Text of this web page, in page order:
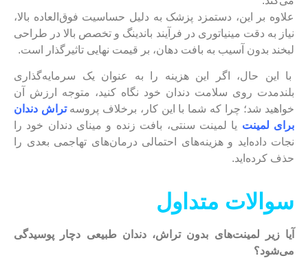
علاوه بر این، دستمزد پزشک به دلیل حساسیت فوق‌العاده بالا،
نیاز به دقت مینیاتوری در فرآیند باندینگ و تخصص بالا در طراحی
لبخند بدون آسیب به بافت دهان، بر قیمت نهایی تاثیرگذار است.
با این حال، اگر این هزینه را به عنوان یک سرمایه‌گذاری
بلندمدت روی سلامت دندان خود نگاه کنید، متوجه ارزش آن
خواهید شد؛ چرا که شما با این کار، برخلاف پروسهتراش دندان
برای لمینت یا لمینت سنتی، بافت زنده و مینای دندان خود را
نجات داده‌اید و هزینه‌های احتمالی درمان‌های تهاجمی بعدی را
حذف کرده‌اید.
سوالات متداول
آیا زیر لمینت‌های بدون تراش، دندان طبیعی دچار پوسیدگی
می‌شود؟